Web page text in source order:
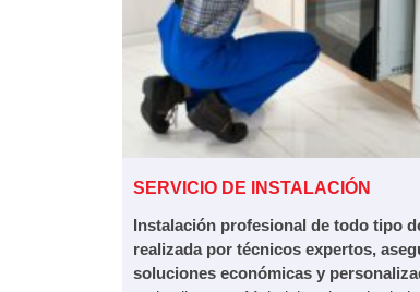
SERVICIO DE INSTALACIÓN
Instalación profesional de todo tipo
realizada por técnicos expertos,
soluciones económicas y